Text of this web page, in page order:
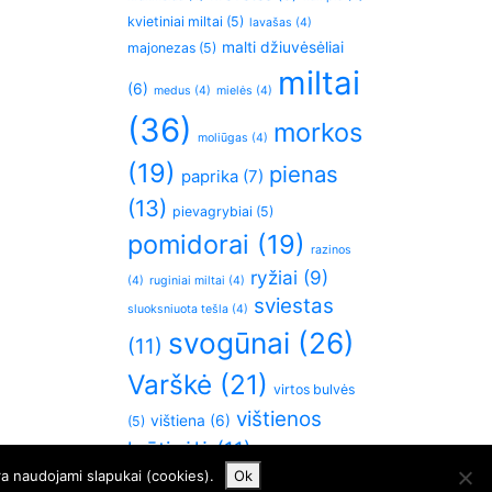
kvietiniai miltai (5) lavašas (4)
majonezas (5) malti džiuvėsėliai
(6) medus (4) mielės (4)
miltai
(36)
moliūgas (4) morkos
(19) paprika (7) pienas
(13) pievagrybiai (5)
pomidorai (19) razinos
(4) ruginiai miltai (4) ryžiai (9)
sluoksniuota tešla (4) sviestas
(11) svogūnai (26)
Varškė (21) virtos bulvės
(5) vištiena (6) vištienos
krūtinėlė(11)
naudojami slapukai (cookies). Ok